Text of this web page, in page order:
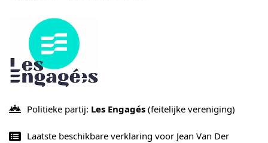
Politieke partij: Les Engagés (feitelijke vereniging)
Laatste beschikbare verklaring voor Jean Van Der